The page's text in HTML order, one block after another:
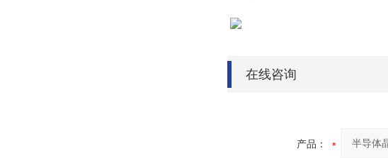
在线咨询
产品：